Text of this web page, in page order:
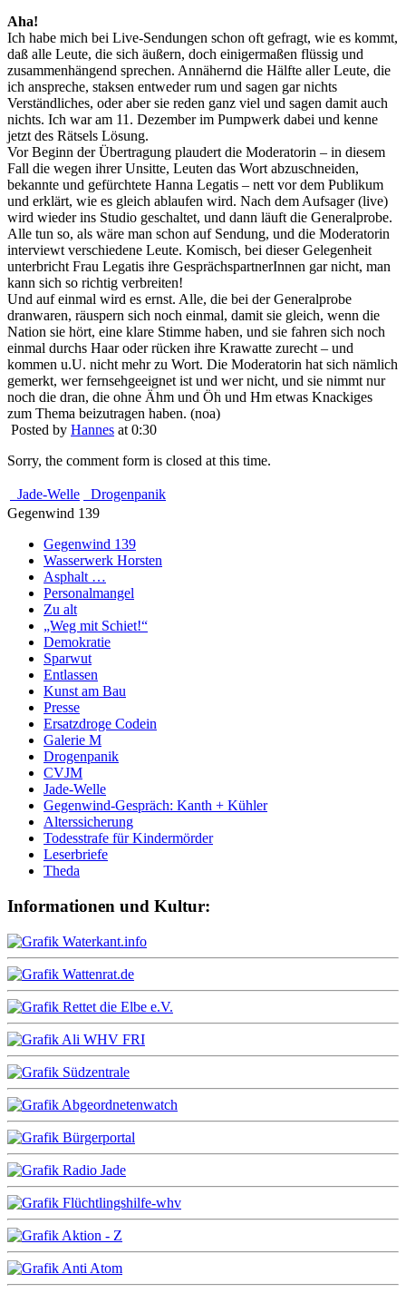
Aha!
Ich habe mich bei Live-Sendungen schon oft gefragt, wie es kommt,
daß alle Leute, die sich äußern, doch einigermaßen flüssig und
zusammenhängend sprechen. Annähernd die Hälfte aller Leute, die
ich anspreche, staksen entweder rum und sagen gar nichts
Verständliches, oder aber sie reden ganz viel und sagen damit auch
nichts. Ich war am 11. Dezember im Pumpwerk dabei und kenne
jetzt des Rätsels Lösung.
Vor Beginn der Übertragung plaudert die Moderatorin – in diesem
Fall die wegen ihrer Unsitte, Leuten das Wort abzuschneiden,
bekannte und gefürchtete Hanna Legatis – nett vor dem Publikum
und erklärt, wie es gleich ablaufen wird. Nach dem Aufsager (live)
wird wieder ins Studio geschaltet, und dann läuft die Generalprobe.
Alle tun so, als wäre man schon auf Sendung, und die Moderatorin
interviewt verschiedene Leute. Komisch, bei dieser Gelegenheit
unterbricht Frau Legatis ihre GesprächspartnerInnen gar nicht, man
kann sich so richtig verbreiten!
Und auf einmal wird es ernst. Alle, die bei der Generalprobe
dranwaren, räuspern sich noch einmal, damit sie gleich, wenn die
Nation sie hört, eine klare Stimme haben, und sie fahren sich noch
einmal durchs Haar oder rücken ihre Krawatte zurecht – und
kommen u.U. nicht mehr zu Wort. Die Moderatorin hat sich nämlich
gemerkt, wer fernsehgeeignet ist und wer nicht, und sie nimmt nur
noch die dran, die ohne Ähm und Öh und Hm etwas Knackiges
zum Thema beizutragen haben. (noa)
Posted by Hannes at 0:30
Sorry, the comment form is closed at this time.
Jade-Welle
Drogenpanik
Gegenwind 139
Gegenwind 139
Wasserwerk Horsten
Asphalt …
Personalmangel
Zu alt
„Weg mit Schiet!“
Demokratie
Sparwut
Entlassen
Kunst am Bau
Presse
Ersatzdroge Codein
Galerie M
Drogenpanik
CVJM
Jade-Welle
Gegenwind-Gespräch: Kanth + Kühler
Alterssicherung
Todesstrafe für Kindermörder
Leserbriefe
Theda
Informationen und Kultur: